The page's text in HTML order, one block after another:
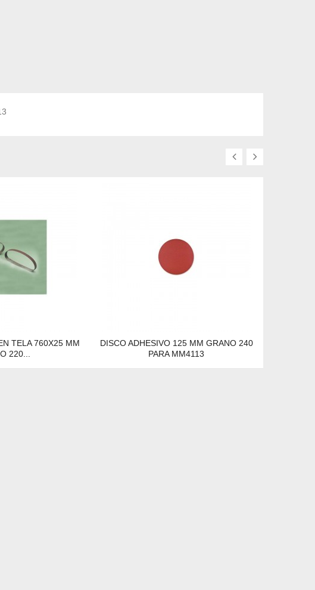
TELA 760X25 MM
220...
DISCO ADHESIVO 125 MM GRANO 240
PARA MM4113